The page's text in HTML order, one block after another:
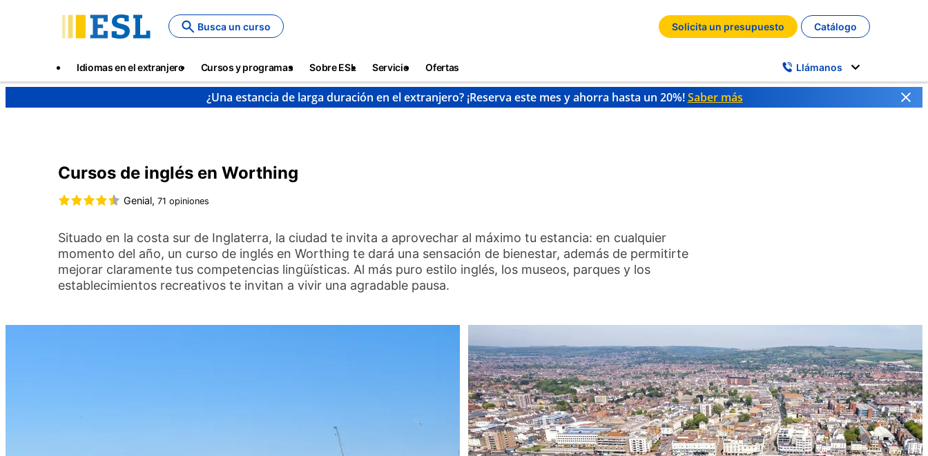
Busca un curso Solicita un presupuesto Catálogo
Idiomas en el extranjero Cursos y programas Sobre ESL Servicio Ofertas Llámanos
¿Una estancia de larga duración en el extranjero? ¡Reserva este mes y ahorra hasta un 20%!Saber más
Cursos de inglés en Worthing
Genial, 71 opiniones
Situado en la costa sur de Inglaterra, la ciudad te invita a aprovechar al máximo tu estancia: en cualquier
momento del año, un curso de inglés en Worthing te dará una sensación de bienestar, además de permitirte
mejorar claramente tus competencias lingüísticas. Al más puro estilo inglés, los museos, parques y los
establecimientos recreativos te invitan a vivir una agradable pausa.